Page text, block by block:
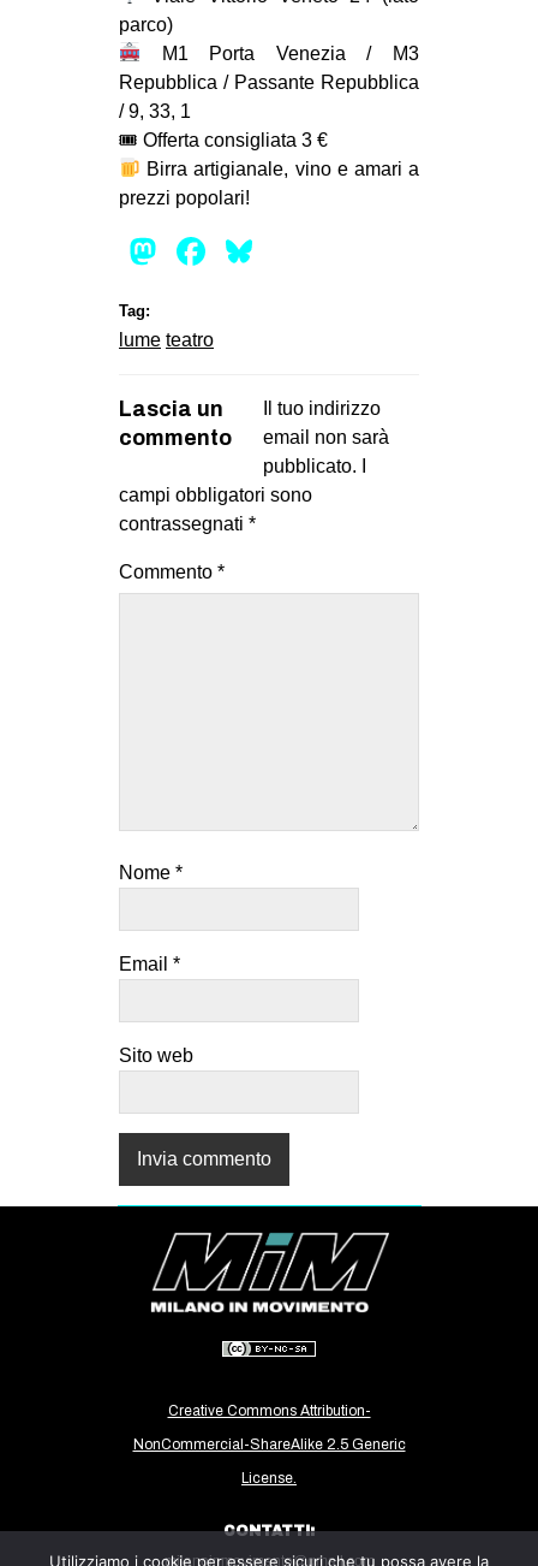
parco)
M1 Porta Venezia / M3
Repubblica / Passante Repubblica
/ 9, 33, 1
🎟 Offerta consigliata 3 €
Birra artigianale, vino e amari a
prezzi popolari!
Mastodon
Facebook
Tag:
lume teatro
Lascia un
commento
Il tuo indirizzo
email non sarà
pubblicato.
campi obbligatori sono
contrassegnati *
Commento *
Nome *
Email *
Sito web
Creative Commons Attribution-
NonCommercial-ShareAlike 2.5 Generic
License.
CONTATTI:
milanoinmovimento@gmail.com
Utilizziamo i cookie per essere sicuri che tu possa avere la